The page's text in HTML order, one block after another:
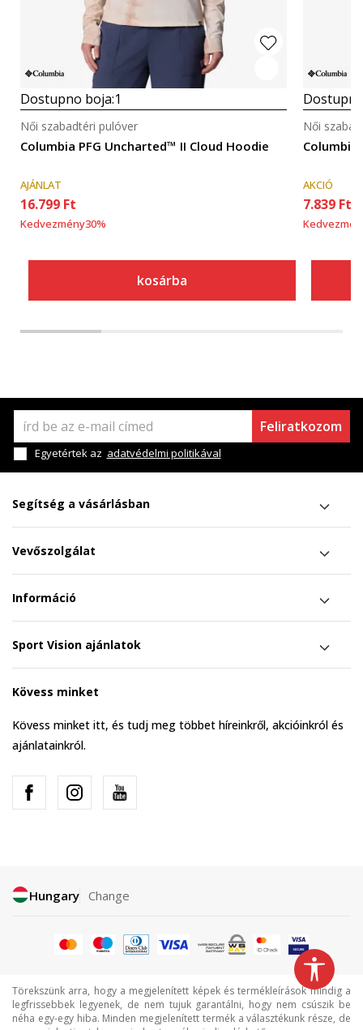
Dostupno boja:1
Columbia PFG Uncharted™ II Cloud Hoodie
Női szabadtéri pulóver
AJÁNLAT
16.799 Ft
Kedvezmény30%
kosárba
Columbia
Női
AKCIÓ
7.839 Ft
Feliratkozom
Egyetértek az adatvédelmi politikával
Segítség a vásárlásban
Vevőszolgálat
Információ
Sport Vision ajánlatok
Kövess minket
Kövess minket itt, és tudj meg többet híreinkről, akcióinkról és
ajánlatainkról.
Hungary Change
Törekszünk arra, hogy a megjelenített képek és termékleírások mindig a
legfrissebbek legyenek, de nem tujuk garantálni, hogy nem csúszik be
néha egy-egy hiba. Minden megjelenített termék a választékunk része, de